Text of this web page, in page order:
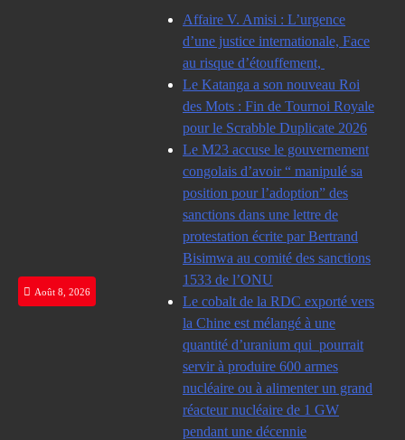
Août 8, 2026
Affaire V. Amisi : L’urgence
d’une justice internationale, Face
au risque d’étouffement,
Le Katanga a son nouveau Roi
des Mots : Fin de Tournoi Royale
pour le Scrabble Duplicate 2026
Le M23 accuse le gouvernement
congolais d’avoir “ manipulé sa
position pour l’adoption” des
sanctions dans une lettre de
protestation écrite par Bertrand
Bisimwa au comité des sanctions
1533 de l’ONU
Le cobalt de la RDC exporté vers
la Chine est mélangé à une
quantité d’uranium qui pourrait
servir à produire 600 armes
nucléaire ou à alimenter un grand
réacteur nucléaire de 1 GW
pendant une décennie